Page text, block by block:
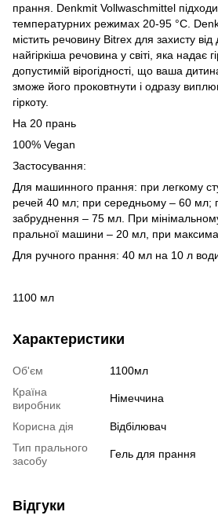
прання. Denkmit Vollwaschmittel
температурних режимах 20-95 °C.
містить речовину Bitrex для захисту
найгіркіша речовина у світі, яка надає
допустимій вірогідності, що ваша
зможе його проковтнути і одразу
гіркоту.
На 20 прань
100% Vegan
Застосування:
Для машинного прання: при легкому
речей 40 мл; при середньому – 60 мл;
забруднення – 75 мл. При
пральної машини – 20 мл, при
Для ручного прання: 40 мл на 10 л
1100 мл
Характеристики
Об'єм
1100мл
Країна
виробник
Німеччина
Корисна дія
Відбілювач
Тип прального
засобу
Гель для прання
Відгуки